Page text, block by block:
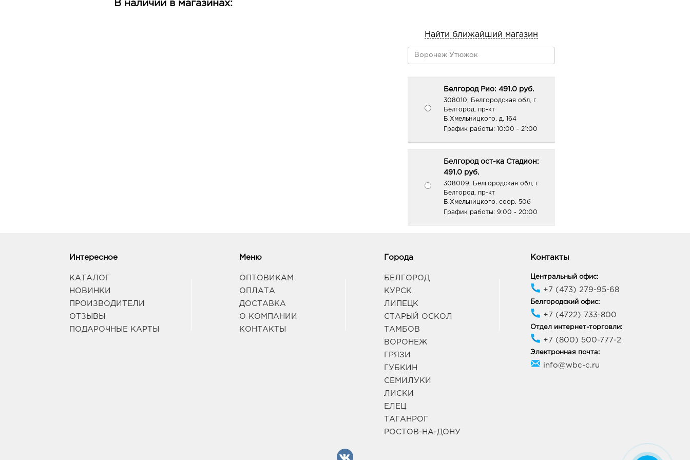
15 LIGHT PINK (NEW) – нежный розово-бежевый нюд
16 PLUM PINK (NEW) – глубокий сливово-коричневый с
В наличии в магазинах:
Найти ближайший магазин
Белгород Рио: 491.0 руб.
308010, Белгородская обл, г
Белгород, пр-кт
Б.Хмельницкого, д. 164
График работы: 10:00 - 21:00
Белгород ост-ка Стадион:
491.0 руб.
308009, Белгородская обл, г
Белгород, пр-кт
Б.Хмельницкого, соор. 50б
График работы: 9:00 - 20:00
Белгород, пр-кт Белгородский,
Белгород Линия-1: 491.0
308033, Белгородская обл, г
Белгород, ул Королева, д. 9а
Воронеж, ул Ростовская, д.
Интересное
КАТАЛОГ
НОВИНКИ
ПРОИЗВОДИТЕЛИ
ОТЗЫВЫ
ПОДАРОЧНЫЕ КАРТЫ
Меню
ОПТОВИКАМ
ОПЛАТА
ДОСТАВКА
О КОМПАНИИ
КОНТАКТЫ
Города
БЕЛГОРОД
КУРСК
ЛИПЕЦК
СТАРЫЙ ОСКОЛ
ТАМБОВ
ВОРОНЕЖ
ГРЯЗИ
ГУБКИН
СЕМИЛУКИ
ЛИСКИ
ЕЛЕЦ
ТАГАНРОГ
РОСТОВ-НА-ДОНУ
Контакты
Центральный офис:
+7 (473) 279-95-68
Белгородский офис:
+7 (4722) 733-800
Отдел интернет-торговли:
+7 (800) 500-777-2
Электронная почта:
info@wbc-c.ru